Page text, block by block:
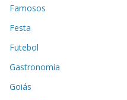
Famosos
Festa
Futebol
Gastronomia
Goiás